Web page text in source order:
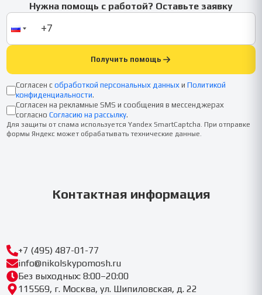
Нужна помощь с работой? Оставьте заявку
Получить помощь
Согласен с обработкой персональных данных и Политикой
конфиденциальности.
Согласен на рекламные SMS и сообщения в мессенджерах
согласно Согласию на рассылку.
Для защиты от спама используется Yandex SmartCaptcha. При отправке
формы Яндекс может обрабатывать технические данные.
Контактная информация
+7 (495) 487-01-77
info@nikolskypomosh.ru
Без выходных: 8:00–20:00
115569, г. Москва, ул. Шипиловская, д. 22